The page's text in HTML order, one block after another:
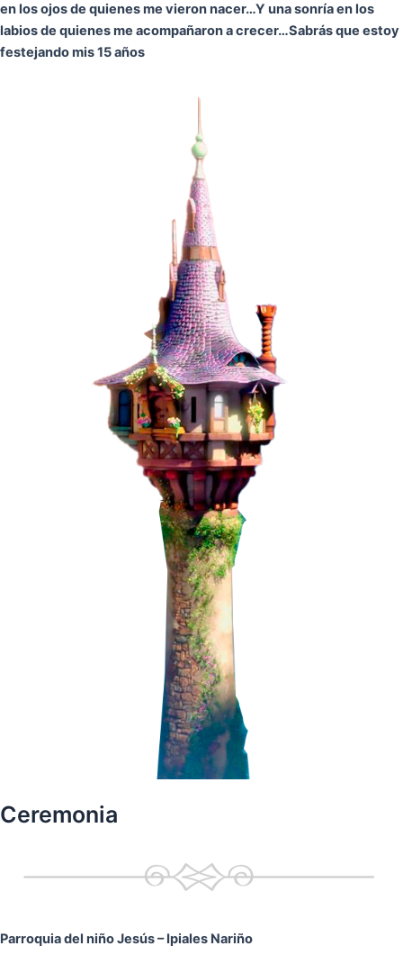
en los ojos de quienes me vieron nacer…Y una sonría en los
labios de quienes me acompañaron a crecer…Sabrás que estoy
festejando mis 15 años
Ceremonia
Parroquia del niño Jesús– Ipiales Nariño